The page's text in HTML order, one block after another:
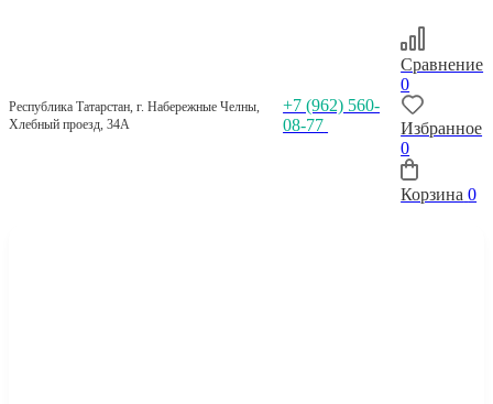
Республика Татарстан, г. Набережные Челны,
Хлебный проезд, 34А
+7 (962) 560-
08-77
Сравнение
0
Избранное
0
Корзина 0